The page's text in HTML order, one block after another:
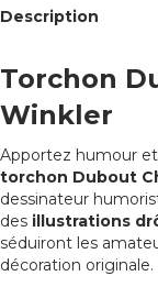
Description
Torchon
Winkler
Apportez humour
torchon Dubout
dessinateur
des illustrations
séduiront les
décoration originale.